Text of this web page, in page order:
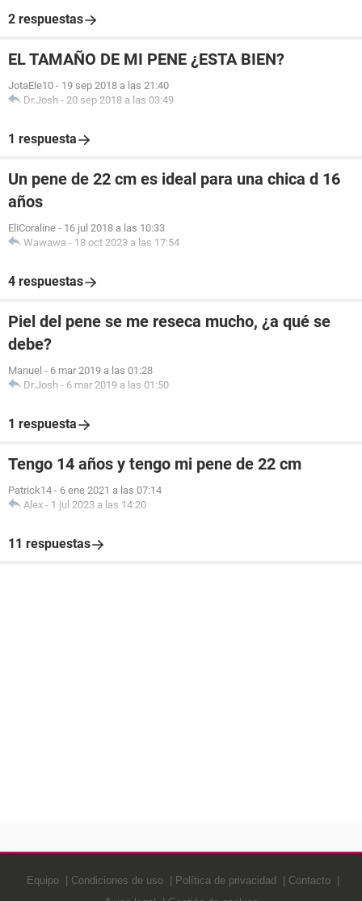
2 respuestas
EL TAMAÑO DE MI PENE ¿ESTA BIEN?
JotaEle10 - 19 sep 2018 a las 21:40
Dr.Josh - 20 sep 2018 a las 03:49
1 respuesta
Un pene de 22 cm es ideal para una chica d 16
años
EliCoraline - 16 jul 2018 a las 10:33
Wawawa - 18 oct 2023 a las 17:54
4 respuestas
Piel del pene se me reseca mucho, ¿a qué se
debe?
Manuel - 6 mar 2019 a las 01:28
Dr.Josh - 6 mar 2019 a las 01:50
1 respuesta
Tengo 14 años y tengo mi pene de 22 cm
Patrick14 - 6 ene 2021 a las 07:14
Alex - 1 jul 2023 a las 14:20
11 respuestas
Equipo Condiciones de uso Política de privacidad
Contacto